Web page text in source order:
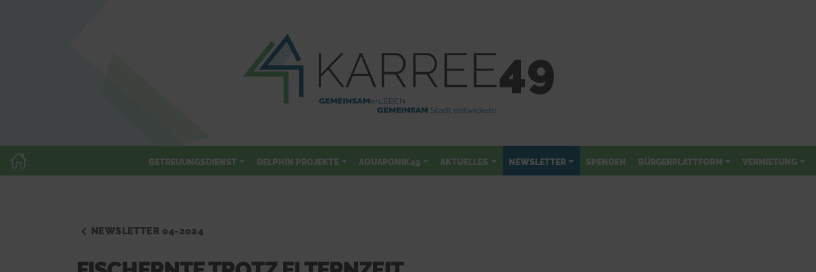
BETREUUNGSDIENST DELPHIN PROJEKTE AQUAPONIK49 AKTUELLES NEWSLETTER SPENDEN BÜRGERPLATTFORM VERMIETUNG
NEWSLETTER 04-2024